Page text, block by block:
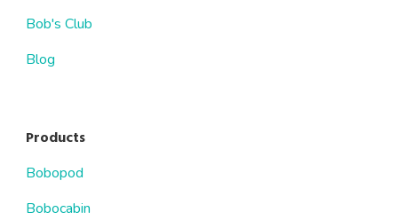
Bob's Club
Blog
Products
Bobopod
Bobocabin